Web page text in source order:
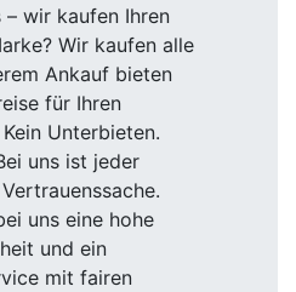
wir kaufen Ihren
Wir kaufen alle
Ankauf bieten
für Ihren
Unterbieten.
uns ist jeder
uns eine hohe
und ein
mit fairen